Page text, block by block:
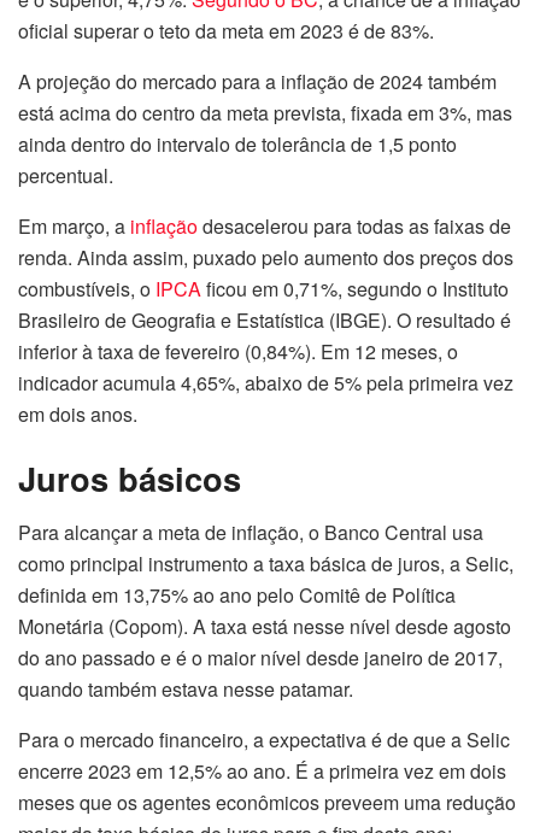
oficial superar o teto da meta em 2023 é de 83%.
A projeção do mercado para a inflação de 2024 também
está acima do centro da meta prevista, fixada em 3%, mas
ainda dentro do intervalo de tolerância de 1,5 ponto
percentual.
Em março, a inflaçãodesacelerou para todas as faixas de
renda. Ainda assim, puxado pelo aumento dos preços dos
combustíveis, o IPCAficou em 0,71%, segundo o Instituto
Brasileiro de Geografia e Estatística (IBGE). O resultado é
inferior à taxa de fevereiro (0,84%). Em 12 meses, o
indicador acumula 4,65%, abaixo de 5% pela primeira vez
em dois anos.
Juros básicos
Para alcançar a meta de inflação, o Banco Central usa
como principal instrumento a taxa básica de juros, a Selic,
definida em 13,75% ao ano pelo Comitê de Política
Monetária (Copom). A taxa está nesse nível desde agosto
do ano passado e é o maior nível desde janeiro de 2017,
quando também estava nesse patamar.
Para o mercado financeiro, a expectativa é de que a Selic
encerre 2023 em 12,5% ao ano. É a primeira vez em dois
meses que os agentes econômicos preveem uma redução